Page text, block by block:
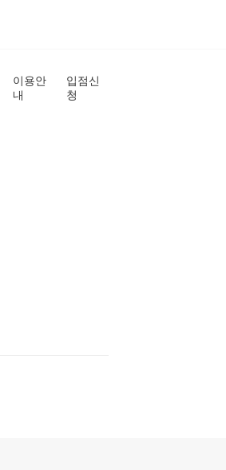
이용안
내
입점신
청